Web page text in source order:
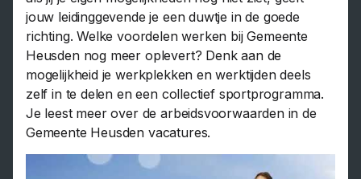
jouw leidinggevende je een duwtje in de goede
richting. Welke voordelen werken bij Gemeente
Heusden nog meer oplevert? Denk aan de
mogelijkheid je werkplekken en werktijden deels
zelf in te delen en een collectief sportprogramma.
Je leest meer over de arbeidsvoorwaarden in de
Gemeente Heusden vacatures.